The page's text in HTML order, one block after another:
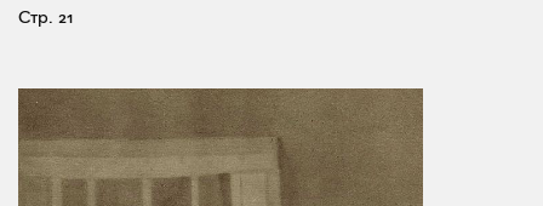
Стр. 21